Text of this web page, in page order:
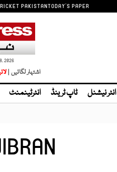
PAKISTANTODAY'S PAPER
2026
اشتہار لگائیں |
انٹر نیشنل ٹاپ ٹرینڈ انٹرٹینمنٹ